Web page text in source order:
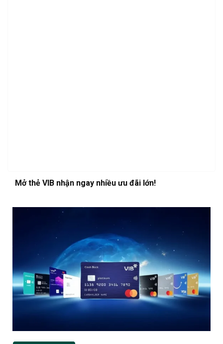
Mở thẻ VIB nhận ngay nhiều ưu đãi lớn!